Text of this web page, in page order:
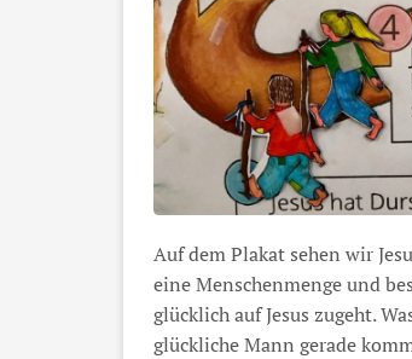
Auf dem Plakat sehen wir
eine Menschenmenge und
glücklich auf Jesus zugeht.
glückliche Mann gerade